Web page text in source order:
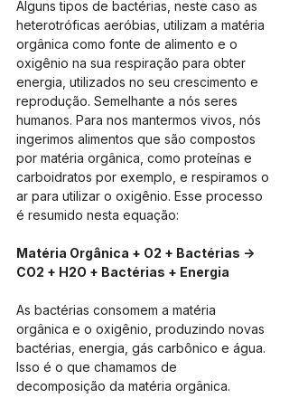
Alguns tipos de bactérias, neste caso as
heterotróficas aeróbias, utilizam a matéria
orgânica como fonte de alimento e o
oxigênio na sua respiração para obter
energia, utilizados no seu crescimento e
reprodução. Semelhante a nós seres
humanos. Para nos mantermos vivos, nós
ingerimos alimentos que são compostos
por matéria orgânica, como proteínas e
carboidratos por exemplo, e respiramos o
ar para utilizar o oxigênio. Esse processo
é resumido nesta equação:
Matéria Orgânica + O2 + Bactérias ->
CO2 + H2O + Bactérias + Energia
As bactérias consomem a matéria
orgânica e o oxigênio, produzindo novas
bactérias, energia, gás carbônico e água.
Isso é o que chamamos de
decomposição da matéria orgânica.